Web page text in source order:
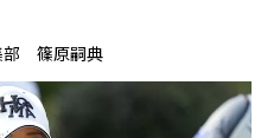
部 篠原嗣典